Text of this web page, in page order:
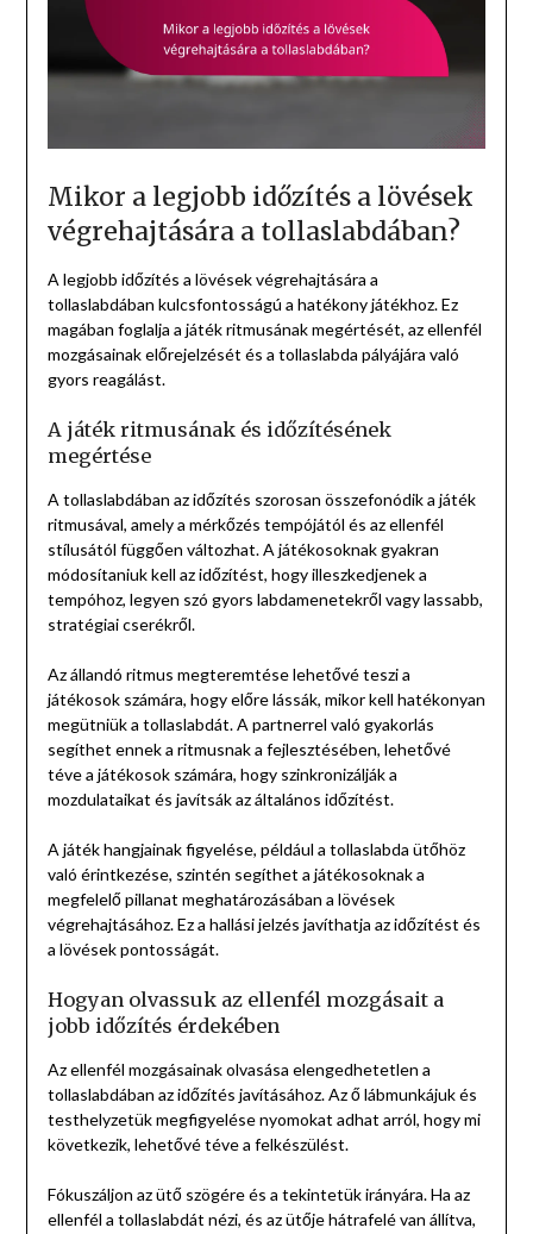
Mikor a legjobb időzítés a lövések
végrehajtására a tollaslabdában?
A legjobb időzítés a lövések végrehajtására a
tollaslabdában kulcsfontosságú a hatékony játékhoz. Ez
magában foglalja a játék ritmusának megértését, az ellenfél
mozgásainak előrejelzését és a tollaslabda pályájára való
gyors reagálást.
A játék ritmusának és időzítésének
megértése
A tollaslabdában az időzítés szorosan összefonódik a játék
ritmusával, amely a mérkőzés tempójától és az ellenfél
stílusától függően változhat. A játékosoknak gyakran
módosítaniuk kell az időzítést, hogy illeszkedjenek a
tempóhoz, legyen szó gyors labdamenetekről vagy lassabb,
stratégiai cserékről.
Az állandó ritmus megteremtése lehetővé teszi a
játékosok számára, hogy előre lássák, mikor kell hatékonyan
megütniük a tollaslabdát. A partnerrel való gyakorlás
segíthet ennek a ritmusnak a fejlesztésében, lehetővé
téve a játékosok számára, hogy szinkronizálják a
mozdulataikat és javítsák az általános időzítést.
A játék hangjainak figyelése, például a tollaslabda ütőhöz
való érintkezése, szintén segíthet a játékosoknak a
megfelelő pillanat meghatározásában a lövések
végrehajtásához. Ez a hallási jelzés javíthatja az időzítést és
a lövések pontosságát.
Hogyan olvassuk az ellenfél mozgásait a
jobb időzítés érdekében
Az ellenfél mozgásainak olvasása elengedhetetlen a
tollaslabdában az időzítés javításához. Az ő lábmunkájuk és
testhelyzetük megfigyelése nyomokat adhat arról, hogy mi
következik, lehetővé téve a felkészülést.
Fókuszáljon az ütő szögére és a tekintetük irányára. Ha az
ellenfél a tollaslabdát nézi, és az ütője hátrafelé van állítva,